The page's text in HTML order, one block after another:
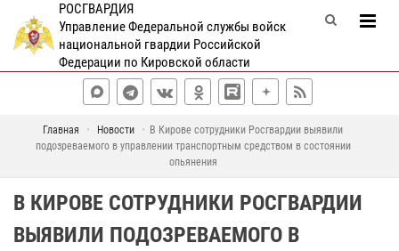
РОСГВАРДИЯ
Управление Федеральной службы войск
национальной гвардии Российской
Федерации по Кировской области
Главная Новости
В Кирове сотрудники Росгвардии выявили
подозреваемого в управлении транспортным средством в состоянии
опьянения
В КИРОВЕ СОТРУДНИКИ РОСГВАРДИИ
ВЫЯВИЛИ ПОДОЗРЕВАЕМОГО В